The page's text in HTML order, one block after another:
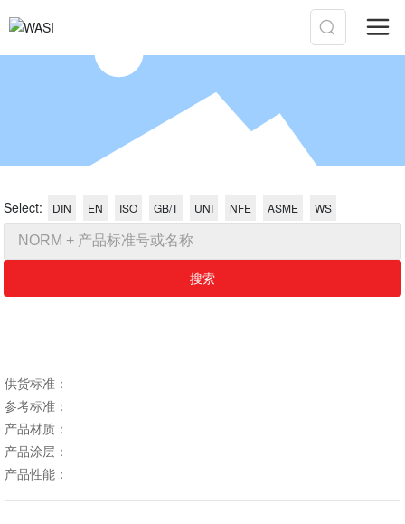
Select: DIN EN ISO GB/T UNI NFE ASME WS
搜索
​​​​​​供货标准：
参考标准：
产品材质：
产品涂层：